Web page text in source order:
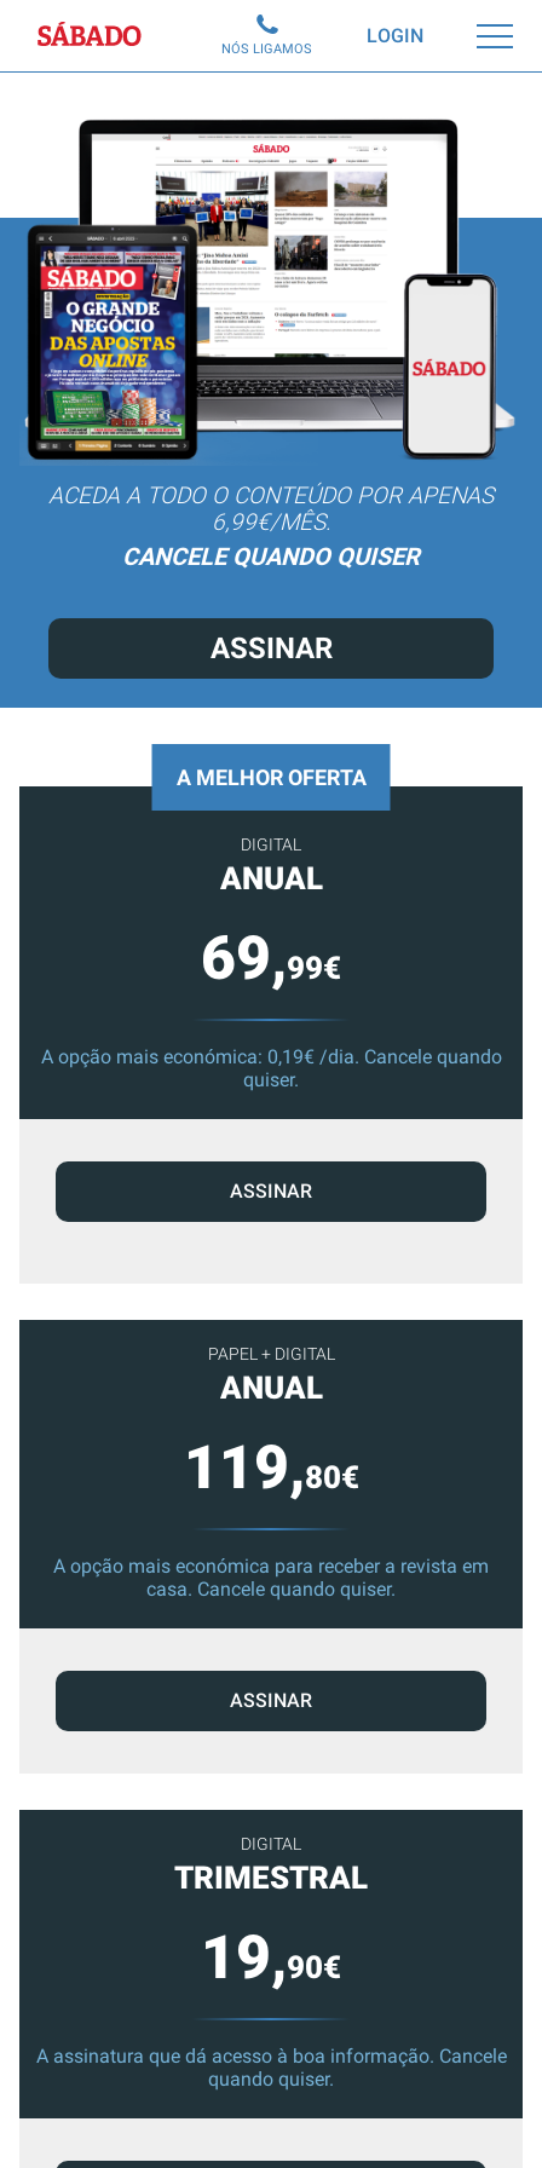
Sábado LOGIN
NÓS LIGAMOS
ACEDA A TODO O CONTEÚDO POR APENAS
6,99€/MÊS.
CANCELE QUANDO QUISER
ASSINAR
PAPEL + DIGITAL
ANUAL
119,80€
A opção mais económica para receber a revista em
casa. Cancele quando quiser.
ASSINAR
DIGITAL
TRIMESTRAL
19,90€
A assinatura que dá acesso à boa informação. Cancele
quando quiser.
A MELHOR OFERTA
DIGITAL
ANUAL
69,99€
A opção mais económica: 0,19€ /dia. Cancele quando
quiser.
ASSINAR